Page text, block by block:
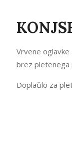
Vrvene oglavke
brez pletenega
Doplačilo za